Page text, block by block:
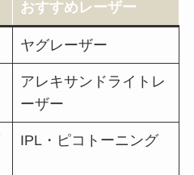
おすすめレーザー
ヤグレーザー
アレキサンドライトレ
ーザー
IPL・ピコトーニング